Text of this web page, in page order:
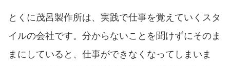
とくに茂呂製作所は、実践で仕事を覚えていくスタ
イルの会社です。分からないことを聞けずにそのま
まにしていると、仕事ができなくなってしまいま